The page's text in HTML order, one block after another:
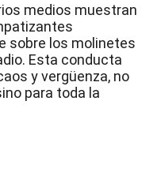
medios muestran
sobre los molinetes
Esta conducta
y vergüenza, no
para toda la